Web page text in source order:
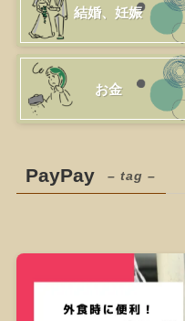
結婚、妊娠
お金
PayPay – tag –